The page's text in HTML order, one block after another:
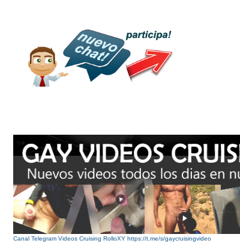
Canal Telegram Videos Cruising RolloXY https://t.me/s/gaycruisingvideo